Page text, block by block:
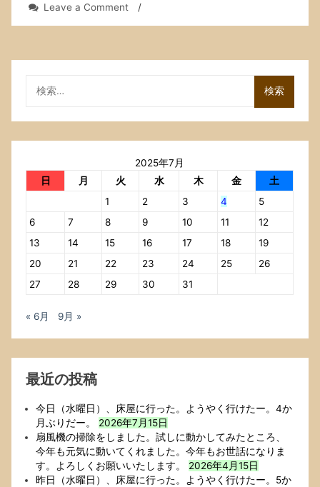
Leave a Commenton
い
床
行
ー．
/
索:
2025年7月
日
月 火 水 木 金
土
1
2 3 4
5
6
7 8 9 10 11
12
13
14 15 16 17 18
19
20
21 22 23 24 25
26
27
28 29 30 31
« 6月 9月 »
最近の投稿
今日（水曜日）、床屋に行った。ようやく行けたー。4か
月ぶりだー。
2026年7月15日
扇風機の掃除をしました。試しに動かしてみたところ、
今年も元気に動いてくれました。今年もお世話になりま
す。よろしくお願いいたします。
2026年4月15日
昨日（水曜日）、床屋に行った。ようやく行けたー。5か